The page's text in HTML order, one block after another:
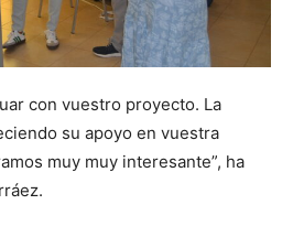
con vuestro proyecto. La
su apoyo en vuestra
muy muy interesante”, ha